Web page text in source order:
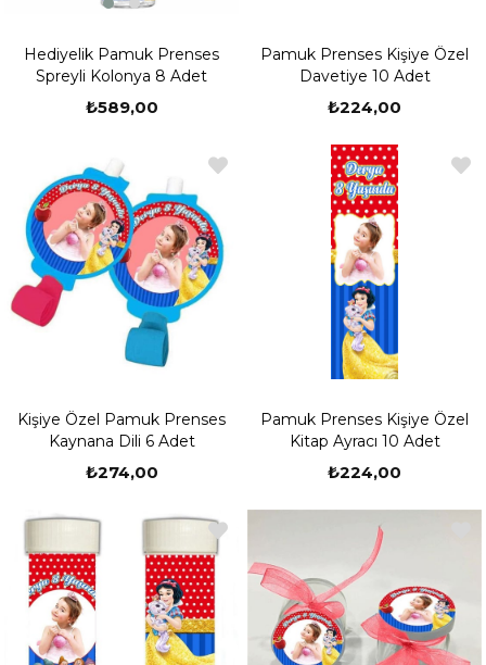
Hediyelik Pamuk Prenses
Spreyli Kolonya 8 Adet
₺589,00
Pamuk Prenses Kişiye Özel
Davetiye 10 Adet
₺224,00
Kişiye Özel Pamuk Prenses
Kaynana Dili 6 Adet
₺274,00
Pamuk Prenses Kişiye Özel
Kitap Ayracı 10 Adet
₺224,00